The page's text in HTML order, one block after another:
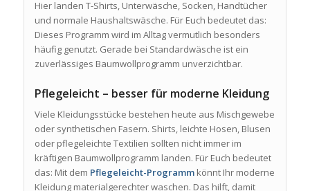
Hier landen T-Shirts, Unterwäsche, Socken, Handtücher
und normale Haushaltswäsche. Für Euch bedeutet das:
Dieses Programm wird im Alltag vermutlich besonders
häufig genutzt. Gerade bei Standardwäsche ist ein
zuverlässiges Baumwollprogramm unverzichtbar.
Pflegeleicht – besser für moderne Kleidung
Viele Kleidungsstücke bestehen heute aus Mischgewebe
oder synthetischen Fasern. Shirts, leichte Hosen, Blusen
oder pflegeleichte Textilien sollten nicht immer im
kräftigen Baumwollprogramm landen. Für Euch bedeutet
das: Mit dem Pflegeleicht-Programmkönnt Ihr moderne
Kleidung materialgerechter waschen. Das hilft, damit